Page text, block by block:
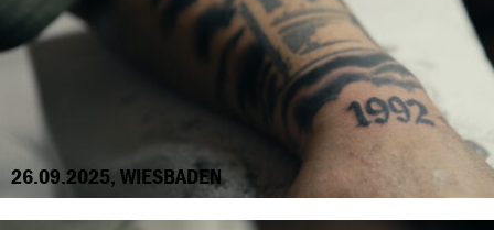
26.09.2025, WIESBADEN